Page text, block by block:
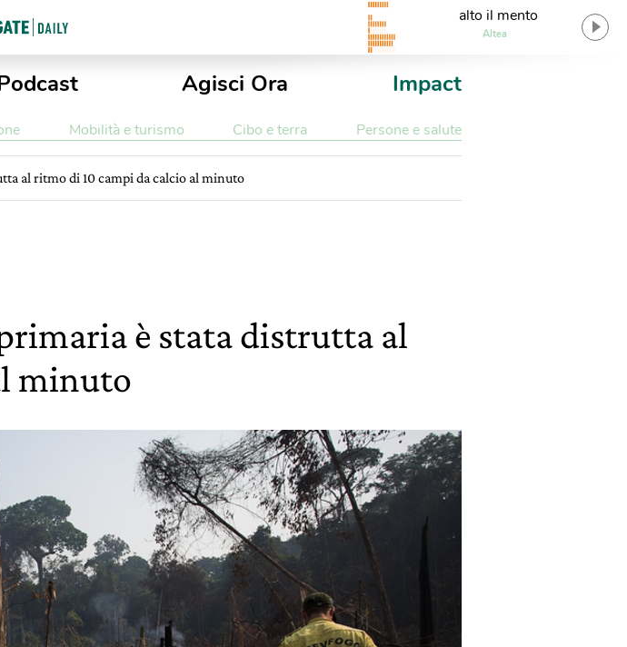
alto il mento
Altea
Agisci Ora Impact
Mobilità e turismo Cibo e terra Persone e salute
al ritmo di 10 campi da calcio al minuto
è stata distrutta al
minuto